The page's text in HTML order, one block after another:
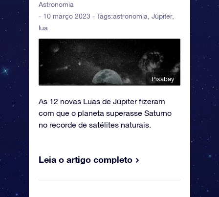
Astronomia
- 10 março 2023 - Tags:astronomia Júpiter,
lua
Pixabay
As 12 novas Luas de Júpiter fizeram
com que o planeta superasse Saturno
no recorde de satélites naturais.
Leia o artigo completo